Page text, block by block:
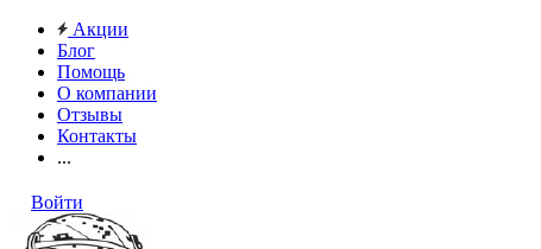
Акции
Блог
Помощь
О компании
Отзывы
Контакты
...
Войти